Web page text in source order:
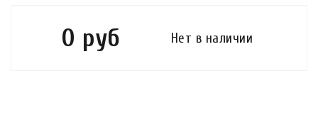
0 руб Нет в наличии